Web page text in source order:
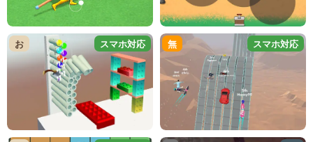
お スマホ対応 無 スマホ対応